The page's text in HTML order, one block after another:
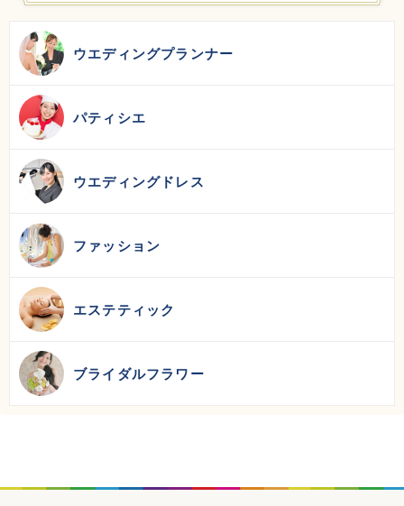
ウエディングプランナー
パティシエ
ウエディングドレス
ファッション
エステティック
ブライダルフラワー